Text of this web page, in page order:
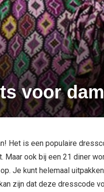
voor
Het is een populaire
ook bij een 21 diner
Je kunt helemaal
zijn dat deze dresscode